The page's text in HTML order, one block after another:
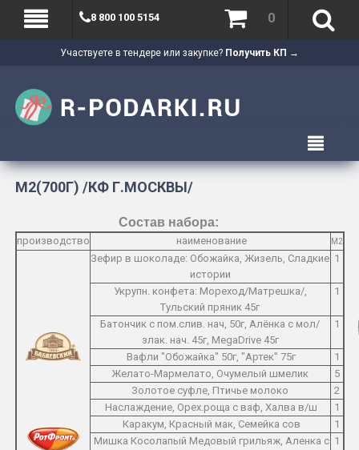
Участвуете в тендере или закупке? Получить КП →
8 800 100 5154 0
M2(700Г) /КФ Г.МОСКВЫ/
Состав набора:
производство наименование M2
Зефир в шоколаде: Обожайка, Жизель, Сладкие
истории
1
Укрупн. конфета: Мореход/Матрешка/,
Тульский пряник 45г
1
Батончик с пом.слив. нач, 50г, Алёнка с мол/
злак. нач. 45г, MegaDrive 45г
1
Вафли "Обожайка" 50г, "Артек" 75г
1
Желато-Мармелато, Очумелый шмелик
5
Золотое суфле, Птичье молоко
2
Наслаждение, Орех.роща с ваф, Халва в/ш
1
Каракум, Красный мак, Семейка сов
1
Мишка Косолапый Медовый грильяж, Аленка с 1